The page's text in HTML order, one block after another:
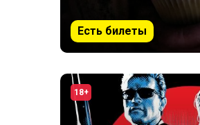
Есть билеты
18+